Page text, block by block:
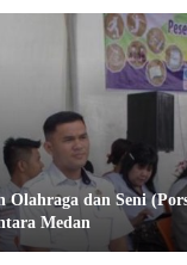
Olahraga dan Seni
Medan